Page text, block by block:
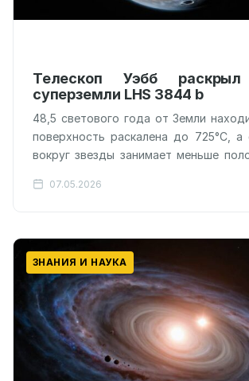
Телескоп Уэбб раскрыл
суперземли LHS 3844 b
48,5 светового года от Земли
поверхность раскалена до 725°C,
вокруг звезды занимает меньше
07.05.2026
ЗНАНИЯ И НАУКА